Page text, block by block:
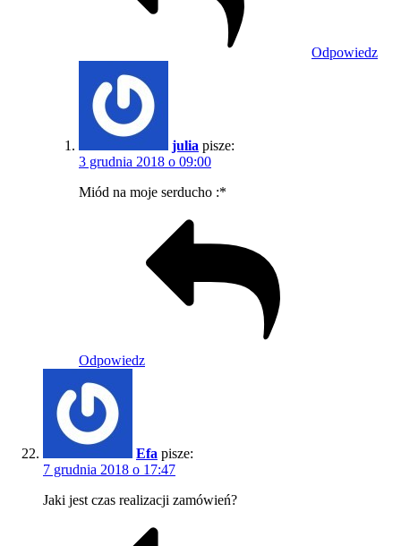
Odpowiedz
julia pisze:
3 grudnia 2018 o 09:00
Miód na moje serducho :*
Odpowiedz
Efa pisze:
7 grudnia 2018 o 17:47
Jaki jest czas realizacji zamówień?